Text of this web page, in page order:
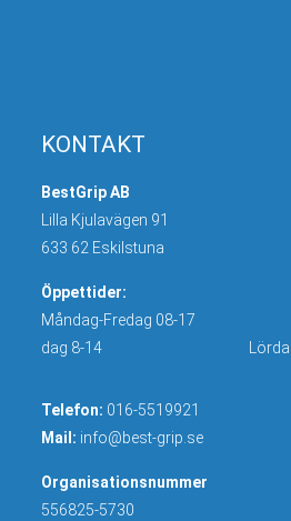
KONTAKT
BestGrip AB
Lilla Kjulavägen 91
633 62 Eskilstuna
Öppettider:
Måndag-Fredag 08-
dag 8-14 Lördag &
Telefon: 016-5519921
Mail: info@best-grip.se
Organisationsnummer
556825-5730